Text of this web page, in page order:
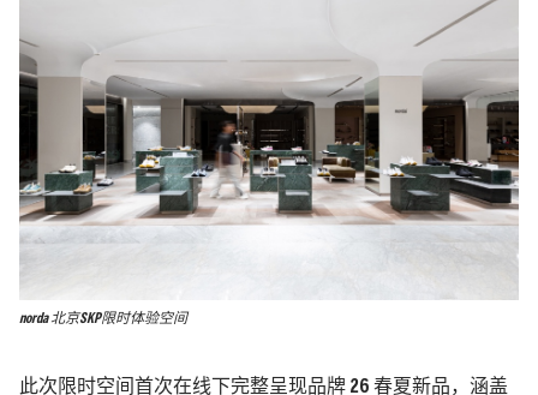
norda 北京SKP限时体验空间
此次限时空间首次在线下完整呈现品牌 26 春夏新品，涵盖